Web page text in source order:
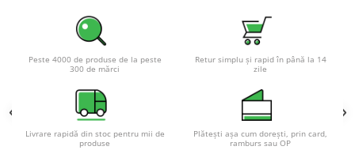
AGM
SLA AGM (Sealed Lead Acid)
Deep Cycle - Tractiune/Semi-
Tractiune
Peste 4000 de produse de la peste
300 de mărci
Retur simplu și rapid în până la 14
zile
Livrare rapidă din stoc pentru mii de
produse
Plătești așa cum dorești, prin card,
ramburs sau OP